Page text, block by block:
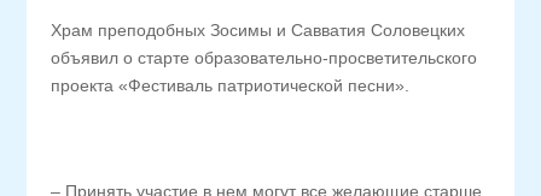
Храм преподобных Зосимы и Савватия Соловецких
объявил о старте образовательно-просветительского
проекта «Фестиваль патриотической песни».
– Принять участие в нем могут все желающие старше